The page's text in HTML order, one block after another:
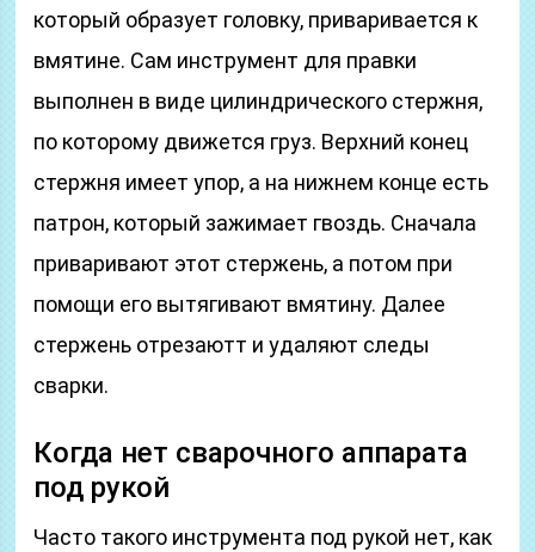
который образует головку, приваривается к
вмятине. Сам инструмент для правки
выполнен в виде цилиндрического стержня,
по которому движется груз. Верхний конец
стержня имеет упор, а на нижнем конце есть
патрон, который зажимает гвоздь. Сначала
приваривают этот стержень, а потом при
помощи его вытягивают вмятину. Далее
стержень отрезаютт и удаляют следы
сварки.
Когда нет сварочного аппарата
под рукой
Часто такого инструмента под рукой нет, как